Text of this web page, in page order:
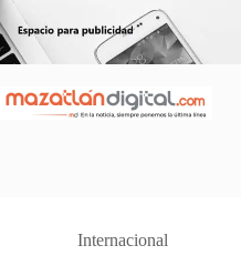
Saltar
al
contenido
Internacional